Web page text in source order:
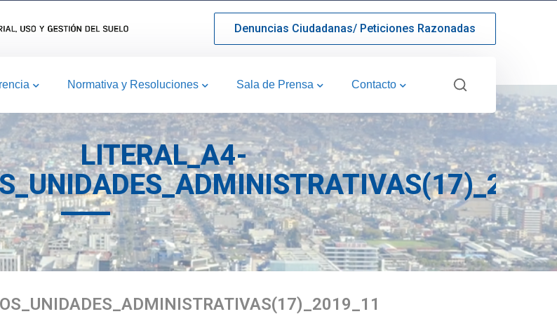
Denuncias Ciudadanas/ Peticiones Razonadas
Normativa y Resoluciones Sala de Prensa Contacto
LITERAL_A4-